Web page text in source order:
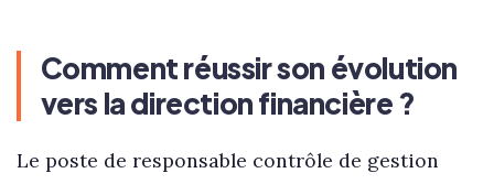
Comment réussir son évolution
vers la direction financière ?
Le poste de responsable contrôle de gestion